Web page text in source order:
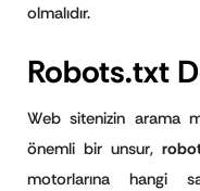
olmalıdır.
Robots.txt
Web sitenizin arama
önemli bir unsur,
motorlarına hangi